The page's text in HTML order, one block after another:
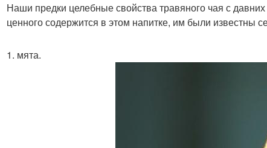
Наши предки целебные свойства травяного чая с
ценного содержится в этом напитке, им были известны
1. мята.